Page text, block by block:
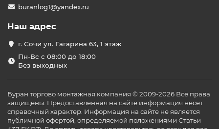
buranlog1@yandex.ru
Наш адрес
г. Сочи ул. Гагарина 63, 1 этаж
Пн-Вс с 08:00 до 18:00
Без выходных
Буран торгово монтажная компания © 2009-2026 Все права
защищены. Предоставленная на сайте информация несёт
справочный характер. Информация на сайте не является
публичной офертой, определяемой положениями Статьи